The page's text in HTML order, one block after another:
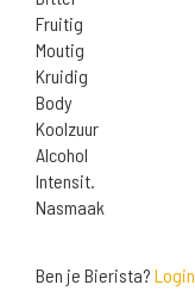
Fruitig
Moutig
Kruidig
Body
Koolzuur
Alcohol
Intensit.
Nasmaak
Ben je Bierista? Login